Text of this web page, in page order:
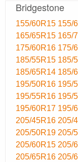
Bridgestone
155/60R15 155/
165/65R15 165/
175/60R16 175/
185/55R15 185/
185/65R14 185/
195/50R16 195/
195/55R16 195/
195/60R17 195/
205/45R16 205/
205/50R19 205/
205/60R15 205/
205/65R16 205/